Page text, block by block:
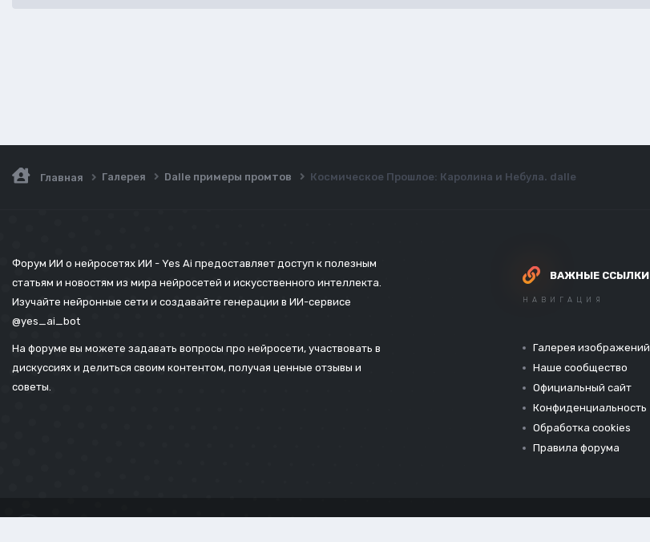
Главная Галерея Dalle примеры промтов Космическое Прошлое: Каролина и Небула. dalle
Форум ИИ о нейросетях ИИ - Yes Ai предоставляет доступ к полезным
статьям и новостям из мира нейросетей и искусственного интеллекта.
Изучайте нейронные сети и создавайте генерации в ИИ-сервисе
@yes_ai_bot
На форуме вы можете задавать вопросы про нейросети, участвовать в
дискуссиях и делиться своим контентом, получая ценные отзывы и
советы.
ВАЖНЫЕ ССЫЛКИ
НАВИГАЦИЯ
Галерея изображений
Наше сообщество
Официальный сайт
Конфиденциальность
Обработка cookies
Правила форума